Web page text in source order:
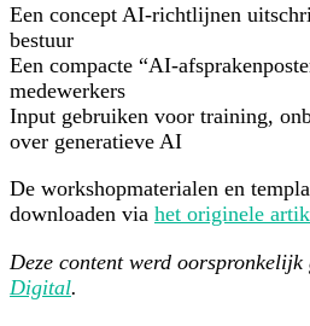
Een concept AI-richtlijnen
bestuur
Een compacte “AI-
medewerkers
Input gebruiken voor training,
over generatieve AI
De workshopmaterialen en
downloaden via het originele
Deze content werd
Digital.